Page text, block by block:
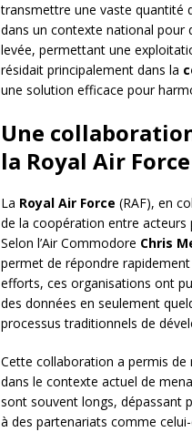
transmettre une vaste quantité
dans un contexte national pour
levée, permettant une
résidait principalement dans la
une solution efficace pour
Une
la Royal Air
La Royal Air Force (RAF), en
de la coopération entre acteurs
Selon l’Air Commodore Chris
permet de répondre
efforts, ces organisations ont
des données en seulement
processus traditionnels de
Cette collaboration a permis
dans le contexte actuel de
sont souvent longs, dépassant
à des partenariats comme